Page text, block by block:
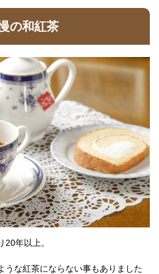
の和紅茶
年以上。
うな紅茶にならない事もありました